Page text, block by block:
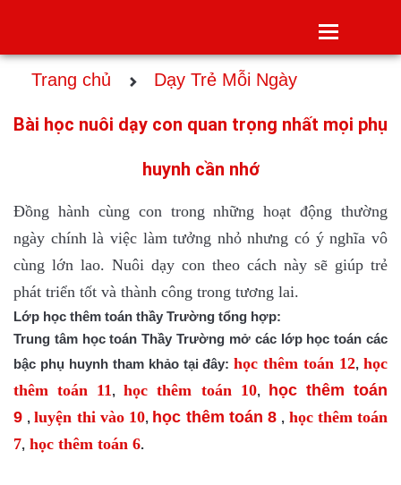
Toggle
Trang chủ
Dạy Trẻ Mỗi Ngày
Bài học nuôi dạy con quan trọng nhất mọi phụ
huynh cần nhớ
Đồng hành cùng controng những hoạt động thường
ngày chính là việc làm tưởng nhỏ nhưng có ý nghĩa vô
cùng lớn lao. Nuôi dạy con theo cách này sẽ giúp trẻ
phát triển tốt và thành công trong tương lai.
Lớp học thêm toán thầy Trường tổng hợp:
Trung tâm học toán Thầy Trường mở các lớp học toán các
bậc phụ huynh tham khảo tại đây:học thêm toán 12,học
thêm toán 11,học thêm toán 10, học thêm toán
9 ,luyện thi vào 10, học thêm toán 8 , học thêm toán
7, học thêm toán 6.